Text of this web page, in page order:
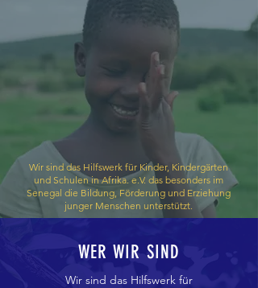
Wir sind das Hilfswerk für Kinder, Kindergärten
und Schulen in Afrika. e.V. das besonders im
Senegal die Bildung, Förderung und Erziehung
junger Menschen unterstützt.
WER WIR SIND
Wir sind das Hilfswerk für